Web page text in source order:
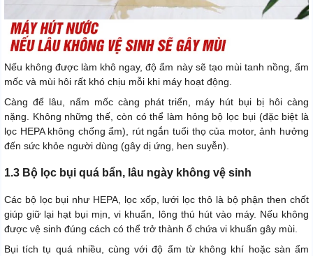
Nếu không được làm khô ngay, độ ẩm này sẽ tạo mùi tanh nồng, ẩm
mốc và mùi hôi rất khó chịu mỗi khi máy hoạt động.
Càng để lâu, nấm mốc càng phát triển, máy hút bụi bị hôi càng
nặng. Không những thế, còn có thể làm hỏng bộ lọc bụi (đặc biệt là
lọc HEPA không chống ẩm), rút ngắn tuổi thọ của motor, ảnh hưởng
đến sức khỏe người dùng (gây dị ứng, hen suyễn).
1.3 Bộ lọc bụi quá bẩn, lâu ngày không vệ sinh
Các bộ lọc bụi như HEPA, lọc xốp, lưới lọc thô là bộ phận then chốt
giúp giữ lại hạt bụi mịn, vi khuẩn, lông thú hút vào máy. Nếu không
được vệ sinh đúng cách có thể trở thành ổ chứa vi khuẩn gây mùi.
Bụi tích tụ quá nhiều, cùng với độ ẩm từ không khí hoặc sàn ẩm